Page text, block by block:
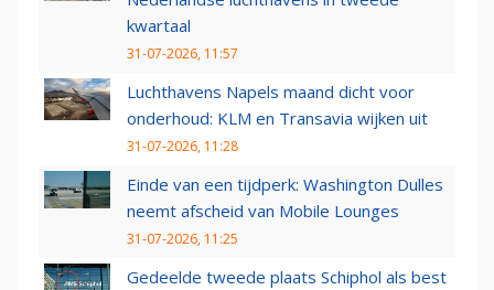
kwartaal
31-07-2026, 11:57
Luchthavens Napels maand dicht voor
onderhoud: KLM en Transavia wijken uit
31-07-2026, 11:28
Einde van een tijdperk: Washington Dulles
neemt afscheid van Mobile Lounges
31-07-2026, 11:25
Gedeelde tweede plaats Schiphol als best